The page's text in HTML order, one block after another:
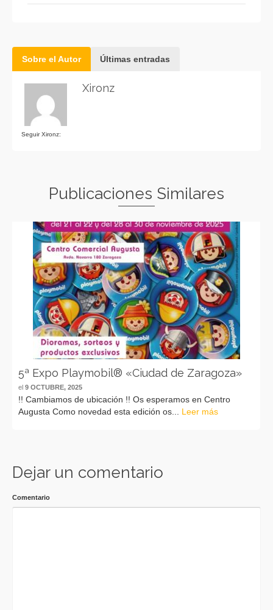
Sobre el Autor Últimas entradas
Seguir Xironz:
Xironz
Publicaciones Similares
5ª Expo Playmobil® «Ciudad de Zaragoza»
el 9 OCTUBRE, 2025
!! Cambiamos de ubicación !! Os esperamos en Centro
Augusta Como novedad esta edición os... Leer más
Dejar un comentario
Comentario